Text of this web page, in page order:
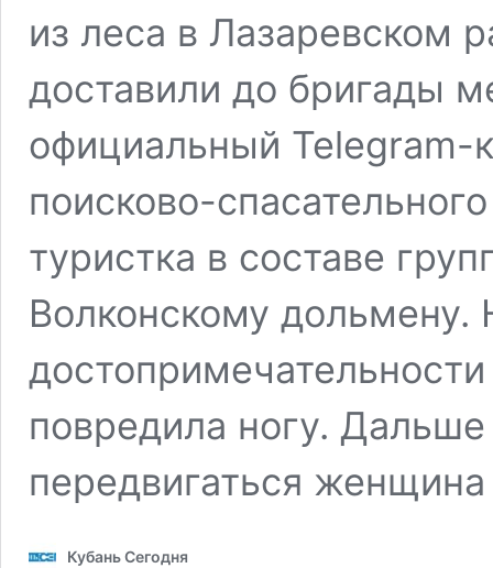
из леса в Лазаревском
доставили до бригады
официальный Telegram-
поисково-
туристка в составе
Волконскому дольмену.
повредила ногу.
передвигаться
Кубань Сегодня